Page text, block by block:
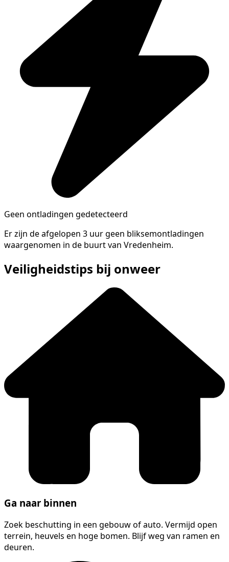
Geen ontladingen gedetecteerd
Er zijn de afgelopen 3 uur geen bliksemontladingen
waargenomen in de buurt van Vredenheim.
Veiligheidstips bij onweer
Ga naar binnen
Zoek beschutting in een gebouw of auto. Vermijd open
terrein, heuvels en hoge bomen. Blijf weg van ramen en
deuren.